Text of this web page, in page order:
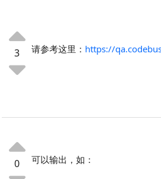
3 请参考这里： https://
0 可以输出，如：